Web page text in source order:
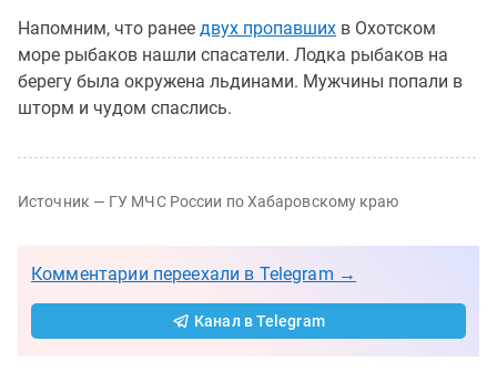
Напомним, что ранее двух пропавших в Охотском
море рыбаков нашли спасатели. Лодка рыбаков на
берегу была окружена льдинами. Мужчины попали в
шторм и чудом спаслись.
Источник — ГУ МЧС России по Хабаровскому краю
Комментарии переехали в Telegram →
Канал в Telegram